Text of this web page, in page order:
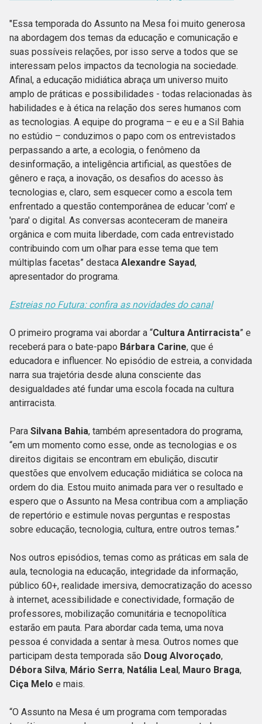
"Essa temporada do Assunto na Mesa foi muito generosa
na abordagem dos temas da educação e comunicação e
suas possíveis relações, por isso serve a todos que se
interessam pelos impactos da tecnologia na sociedade.
Afinal, a educação midiática abraça um universo muito
amplo de práticas e possibilidades - todas relacionadas às
habilidades e à ética na relação dos seres humanos com
as tecnologias. A equipe do programa – e eu e a Sil Bahia
no estúdio – conduzimos o papo com os entrevistados
perpassando a arte, a ecologia, o fenômeno da
desinformação, a inteligência artificial, as questões de
gênero e raça, a inovação, os desafios do acesso às
tecnologias e, claro, sem esquecer como a escola tem
enfrentado a questão contemporânea de educar 'com' e
'para' o digital. As conversas aconteceram de maneira
orgânica e com muita liberdade, com cada entrevistado
contribuindo com um olhar para esse tema que tem
múltiplas facetas” destaca Alexandre Sayad,
apresentador do programa.
Estreias no Futura: confira as novidades do canal
O primeiro programa vai abordar a “Cultura Antirracista” e
receberá para o bate-papo Bárbara Carine, que é
educadora e influencer. No episódio de estreia, a convidada
narra sua trajetória desde aluna consciente das
desigualdades até fundar uma escola focada na cultura
antirracista.
Para Silvana Bahia, também apresentadora do programa,
“em um momento como esse, onde as tecnologias e os
direitos digitais se encontram em ebulição, discutir
questões que envolvem educação midiática se coloca na
ordem do dia. Estou muito animada para ver o resultado e
espero que o Assunto na Mesa contribua com a ampliação
de repertório e estimule novas perguntas e respostas
sobre educação, tecnologia, cultura, entre outros temas.”
Nos outros episódios, temas como as práticas em sala de
aula, tecnologia na educação, integridade da informação,
público 60+, realidade imersiva, democratização do acesso
à internet, acessibilidade e conectividade, formação de
professores, mobilização comunitária e tecnopolítica
estarão em pauta. Para abordar cada tema, uma nova
pessoa é convidada a sentar à mesa. Outros nomes que
participam desta temporada são Doug Alvoroçado,
Débora Silva, Mário Serra, Natália Leal , Mauro Braga,
Ciça Melo e mais.
“O Assunto na Mesa é um programa com temporadas